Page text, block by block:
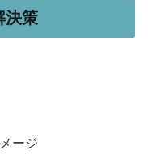
決策
ージ